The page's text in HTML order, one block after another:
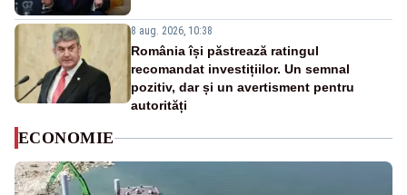
8 aug. 2026, 10:38
România își păstrează ratingul
recomandat investițiilor. Un semnal
pozitiv, dar și un avertisment pentru
autorități
ECONOMIE